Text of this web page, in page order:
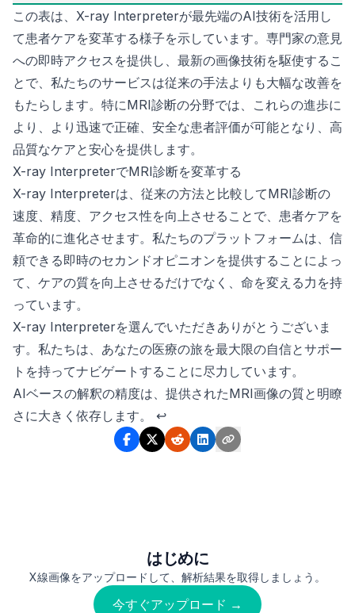
この表は、X-ray Interpreterが最先端のAI技術を活用し
て患者ケアを変革する様子を示しています。専門家の意見
への即時アクセスを提供し、最新の画像技術を駆使するこ
とで、私たちのサービスは従来の手法よりも大幅な改善を
もたらします。特にMRI診断の分野では、これらの進歩に
より、より迅速で正確、安全な患者評価が可能となり、高
品質なケアと安心を提供します。
X-ray InterpreterでMRI診断を変革する
X-ray Interpreterは、従来の方法と比較してMRI診断の
速度、精度、アクセス性を向上させることで、患者ケアを
革命的に進化させます。私たちのプラットフォームは、信
頼できる即時のセカンドオピニオンを提供することによっ
て、ケアの質を向上させるだけでなく、命を変える力を持
っています。
X-ray Interpreterを選んでいただきありがとうございま
す。私たちは、あなたの医療の旅を最大限の自信とサポー
トを持ってナビゲートすることに尽力しています。
Footnotes
AIベースの解釈の精度は、提供されたMRI画像の質と明瞭
さに大きく依存します。 ↩
はじめに
X線画像をアップロードして、解析結果を取得しましょう。
今すぐアップロード →